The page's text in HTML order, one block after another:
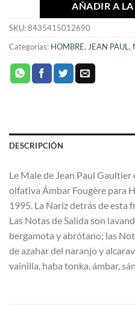
AÑADIR A LA
SKU:8435415012690
Categorías: HOMBRE, JEAN PAUL,
DESCRIPCIÓN
Le Male de Jean Paul Gaultier
olfativa Ámbar Fougère para
1995. La Nariz detrás de esta
Las Notas de Salida son
bergamota y abrótano; las
de azahar del naranjo y
vainilla, haba tonka, ámbar,